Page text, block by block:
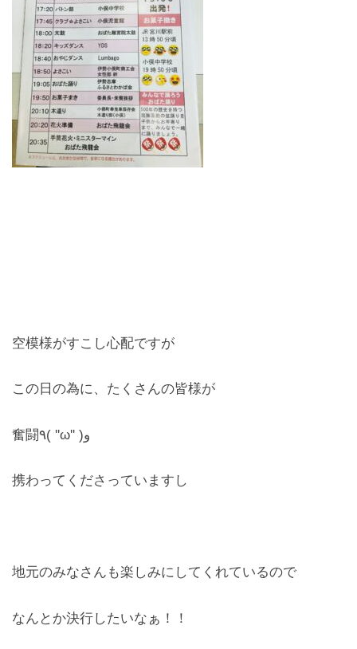
空模様がすこし心配ですが
この日の為に、たくさんの皆様が
奮闘٩( ''ω'' )و
携わってくださっていますし
地元のみなさんも楽しみにしてくれているので
なんとか決行したいなぁ！！